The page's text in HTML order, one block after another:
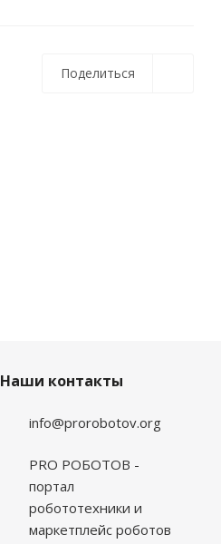
Поделиться
Наши контакты
info@prorobotov.org
PRO РОБОТОВ -
портал
робототехники и
маркетплейс роботов